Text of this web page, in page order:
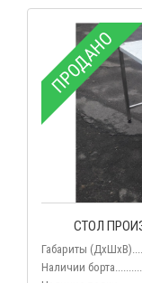
ПРОДАНО
СТОЛ
Габариты (ДхШхВ
Наличии